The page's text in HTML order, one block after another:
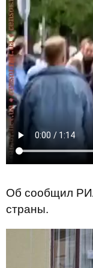
Об сообщил
страны.